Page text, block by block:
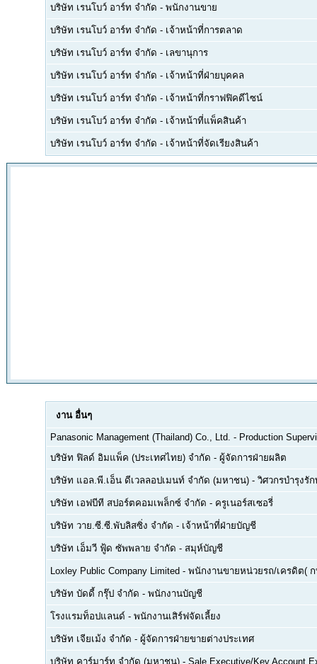
บริษัท เรนโบว์ อาร์ท จำกัด - พนักงานขาย
บริษัท เรนโบว์ อาร์ท จำกัด - เจ้าหน้าที่การตลาด
บริษัท เรนโบว์ อาร์ท จำกัด - เลขานุการ
บริษัท เรนโบว์ อาร์ท จำกัด - เจ้าหน้าที่ฝ่ายบุคคล
บริษัท เรนโบว์ อาร์ท จำกัด - เจ้าหน้าที่กราฟฟิคดีไซน์
บริษัท เรนโบว์ อาร์ท จำกัด - เจ้าหน้าที่แพ็คสินค้า
บริษัท เรนโบว์ อาร์ท จำกัด - เจ้าหน้าที่จัดเรียงสินค้า
งาน อื่นๆ
Panasonic Management (Thailand) Co., Ltd. - Production
บริษัท ฟิลด์ อิมแพ็ค (ประเทศไทย) จำกัด - ผู้จัดการฝ่ายผลิต
บริษัท แอล.พี.เอ็น ดีเวลลอปเมนท์ จำกัด (มหาชน) - วิศวกรบำรุงรั
บริษัท เอฟบีที สปอร์ตคอมเพล็กซ์ จำกัด - ครูเนอร์สเซอรี่
บริษัท วาย.ซี.ซี.พับลิสซิ่ง จำกัด - เจ้าหน้าที่ฝ่ายบัญชี
บริษัท เอ็มวี ฟู้ด ซัพพลาย จำกัด - สมุห์บัญชี
Loxley Public Company Limited - พนักงานขายหน่วยรถ/เครดิต(
บริษัท บัดดี้ กรุ๊ป จำกัด - พนักงานบัญชี
โรงแรมท็อปแลนด์ - พนักงานเสิร์ฟจัดเลี้ยง
บริษัท เจียเม้ง จำกัด - ผู้จัดการฝ่ายขายต่างประเทศ
บริษัท คาร์มาร์ท จำกัด (มหาชน) - Sale Executive/Key Account